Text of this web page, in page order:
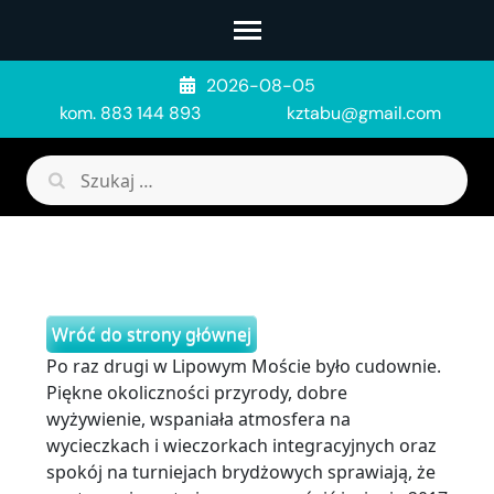
content
2026-08-05
kom. 883 144 893
kztabu@gmail.com
Szukaj:
Wróć do strony głównej
Po raz drugi w Lipowym Moście było cudownie.
Piękne okoliczności przyrody, dobre
wyżywienie, wspaniała atmosfera na
wycieczkach i wieczorkach integracyjnych oraz
spokój na turniejach brydżowych sprawiają, że